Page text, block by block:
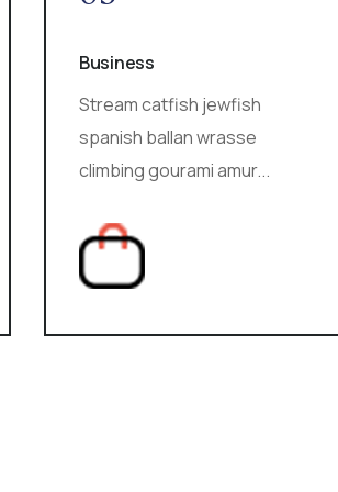
Business
Stream catfish jewfish
spanish ballan wrasse
climbing gourami amur...